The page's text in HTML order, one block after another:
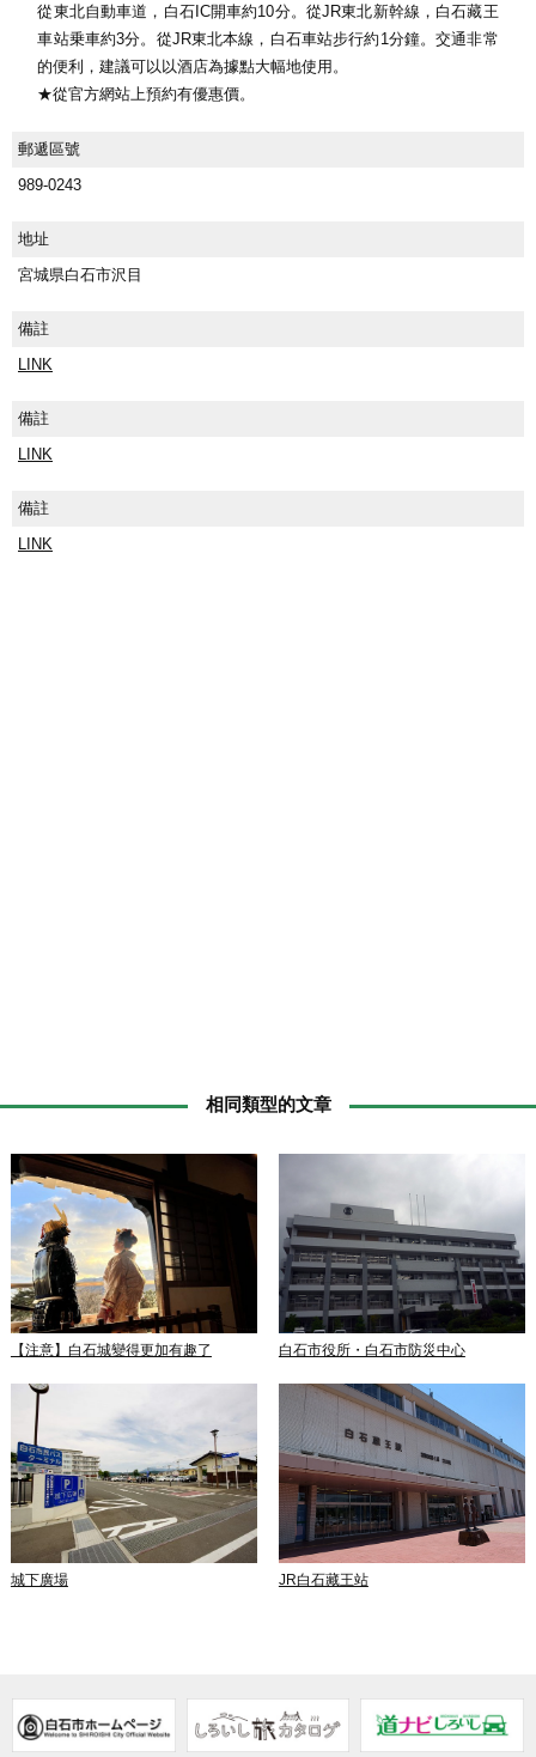
從東北自動車道，白石IC開車約10分。從JR東北新幹線，白石藏王
車站乗車約3分。從JR東北本線，白石車站步行約1分鐘。交通非常
的便利，建議可以以酒店為據點大幅地使用。
★從官方網站上預約有優惠價。
郵遞區號
989-0243
地址
宮城県白石市沢目
備註
LINK
備註
LINK
備註
LINK
相同類型的文章
【注意】白石城變得更加有趣了 白石市役所・白石市防災中心
城下廣場 JR白石藏王站